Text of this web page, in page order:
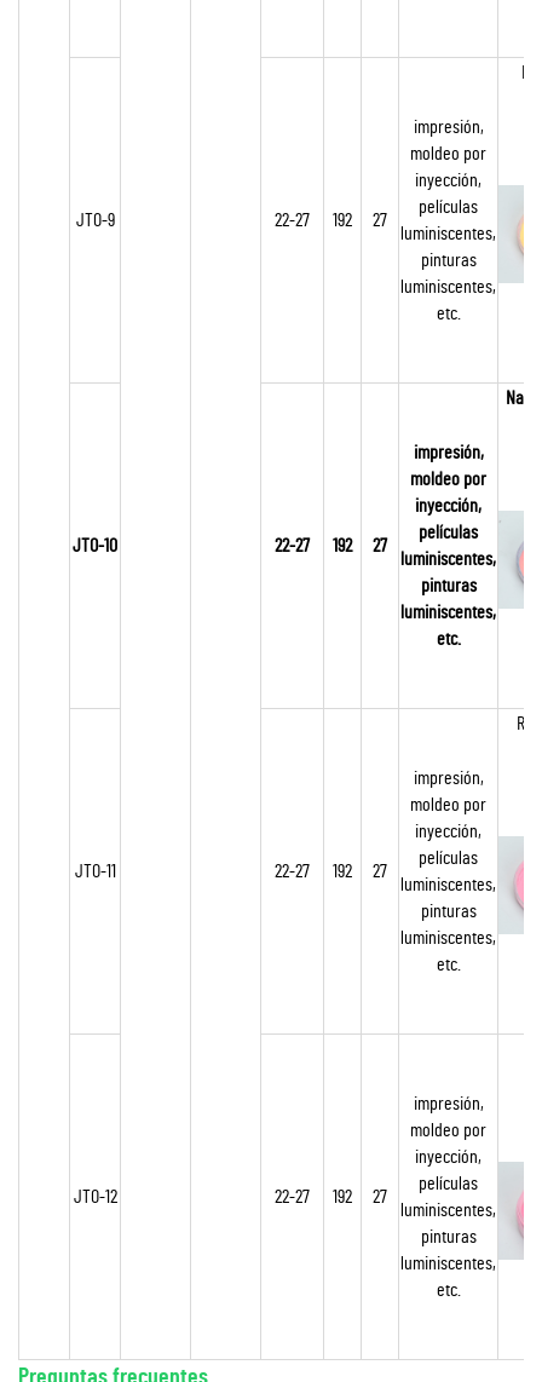
JTO-9 22-27 192 27
impresión,
moldeo por
inyección,
películas
luminiscentes,
pinturas
luminiscentes,
etc.
JTO-10 22-27 192 27
impresión,
moldeo por
inyección,
películas
luminiscentes,
pinturas
luminiscentes,
etc.
JTO-11 22-27 192 27
impresión,
moldeo por
inyección,
películas
luminiscentes,
pinturas
luminiscentes,
etc.
JTO-12 22-27 192 27
impresión,
moldeo por
inyección,
películas
luminiscentes,
pinturas
luminiscentes,
etc.